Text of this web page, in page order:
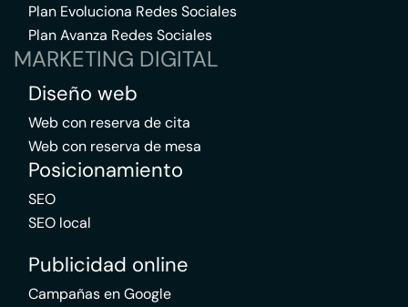
Plan Evoluciona Redes Sociales
Plan Avanza Redes Sociales
MARKETING DIGITAL
Diseño web
Web con reserva de cita
Web con reserva de mesa
Posicionamiento
SEO
SEO local
Publicidad online
Campañas en Google